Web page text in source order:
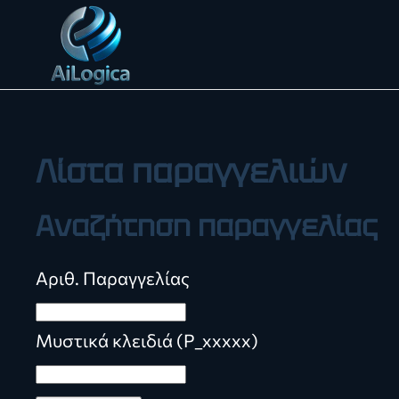
Skip to main content
Λίστα παραγγελιών
Αναζήτηση παραγγελίας
Αριθ. Παραγγελίας
Μυστικά κλειδιά (P_xxxxx)